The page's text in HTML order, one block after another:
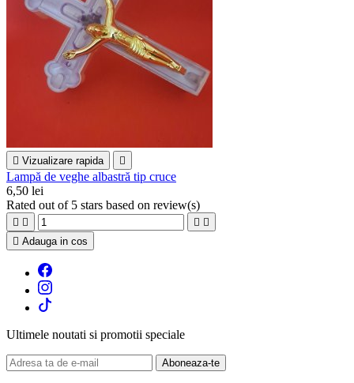
 Vizualizare rapida 
Lampă de veghe albastră tip cruce
6,50 lei
Rated out of 5 stars based on review(s)
   
 Adauga in cos
Ultimele noutati si promotii speciale